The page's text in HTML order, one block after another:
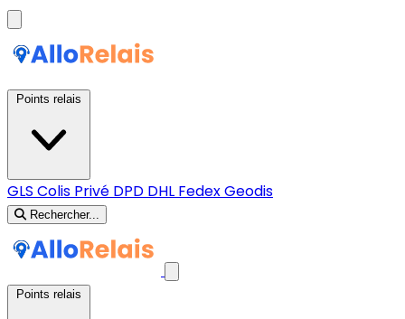
GLS Colis Privé DPD DHL FedexGeodis
Rechercher...